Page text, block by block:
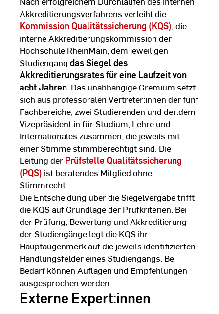
Akkreditierungsverfahrens verleiht die
Kommission Qualitätssicherung (KQS) , die
interne Akkreditierungskommission der
Hochschule RheinMain, dem jeweiligen
Studiengang das Siegel des
Akkreditierungsrates für eine Laufzeit von
acht Jahren . Das unabhängige Gremium setzt
sich aus professoralen Vertreter:innen der fünf
Fachbereiche, zwei Studierenden und der:dem
Vizepräsident:in für Studium, Lehre und
Internationales zusammen, die jeweils mit
einer Stimme stimmberechtigt sind. Die
Leitung der Prüfstelle Qualitätssicherung
(PQS) ist beratendes Mitglied ohne
Stimmrecht.
Die Entscheidung über die Siegelvergabe trifft
die KQS auf Grundlage der Prüfkriterien. Bei
der Prüfung, Bewertung und Akkreditierung
der Studiengänge legt die KQS ihr
Hauptaugenmerk auf die jeweils identifizierten
Handlungsfelder eines Studiengangs. Bei
Bedarf können Auflagen und Empfehlungen
ausgesprochen werden.
Externe Expert:innen